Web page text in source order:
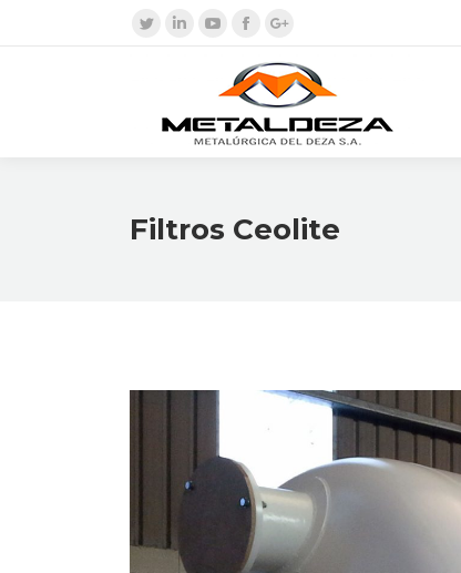
TwitterLinkedinYouTubeFacebook
Filtros Ceolite